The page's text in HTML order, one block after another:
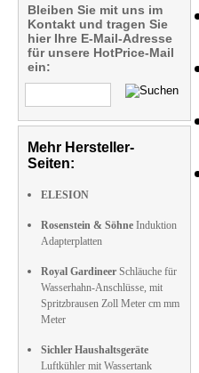
Bleiben Sie mit uns im
Kontakt und tragen Sie
hier Ihre E-Mail-Adresse
für unsere HotPrice-Mail
ein:
Mehr Hersteller-
Seiten:
ELESION
Rosenstein & Söhne Induktion
Adapterplatten
Royal Gardineer Schläuche für
Wasserhahn-Anschlüsse, mit
Spritzbrausen Zoll Meter cm mm
Meter
Sichler Haushaltsgeräte
Luftkühler mit Wassertank